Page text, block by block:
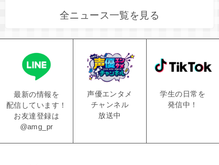
全ニュース一覧を見る
最新の情報を
配信しています！
お友達登録は
@amg_pr
声優エンタメ
チャンネル
放送中
学生の日常を
発信中！